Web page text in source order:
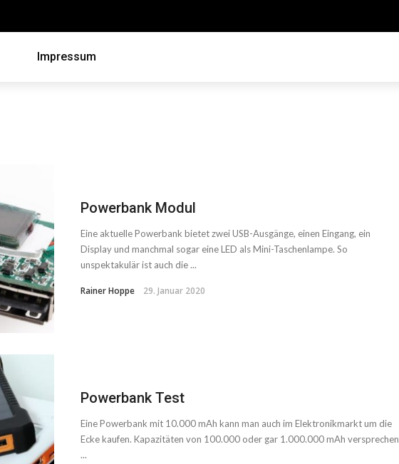
Impressum
Powerbank Modul
Eine aktuelle Powerbank bietet zwei USB-Ausgänge, einen Eingang, ein
Display und manchmal sogar eine LED als Mini-Taschenlampe. So
unspektakulär ist auch die ...
Rainer Hoppe 29. Januar 2020
Powerbank Test
Eine Powerbank mit 10.000 mAh kann man auch im Elektronikmarkt um die
Ecke kaufen. Kapazitäten von 100.000 oder gar 1.000.000 mAh versprechen
...